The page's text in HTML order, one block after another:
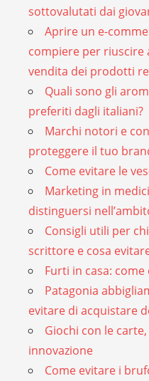
sottovalutati dai
Aprire un e-
compiere per riuscire
vendita dei prodotti
Quali sono gli
preferiti dagli italiani?
Marchi notori e
proteggere il tuo
Come evitare le
Marketing in
distinguersi
Consigli utili per
scrittore e cosa
Furti in casa:
Patagonia
evitare di acquistare
Giochi con le
innovazione
Come evitare i